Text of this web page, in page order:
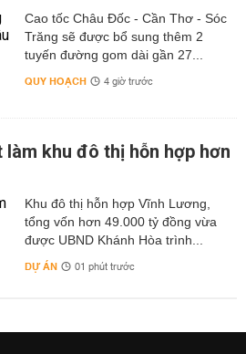
Cao tốc Châu Đốc - Cần Thơ - Sóc
Trăng sẽ được bổ sung thêm 2
tuyến đường gom dài gần 27...
QUY HOẠCH 4 giờ trước
làm khu đô thị hỗn hợp hơn
Khu đô thị hỗn hợp Vĩnh Lương,
tổng vốn hơn 49.000 tỷ đồng vừa
được UBND Khánh Hòa trình...
DỰ ÁN 01 phút trước